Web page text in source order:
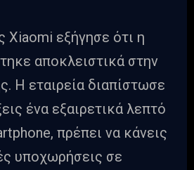
εξήγησε ότι η
αποκλειστικά στην
Η εταιρεία διαπίστωσε
ένα εξαιρετικά λεπτό
πρέπει να κάνεις
υποχωρήσεις σε